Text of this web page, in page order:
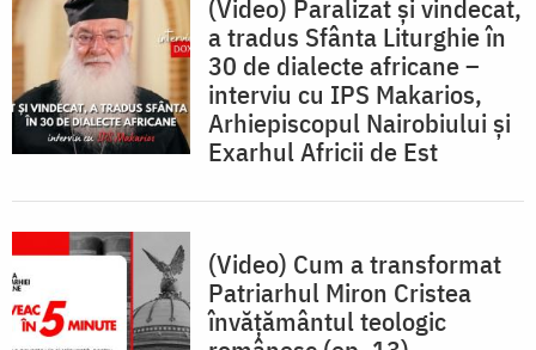
(Video) Paralizat și vindecat,
a tradus Sfânta Liturghie în
30 de dialecte africane –
interviu cu IPS Makarios,
Arhiepiscopul Nairobiului și
Exarhul Africii de Est
(Video) Cum a transformat
Patriarhul Miron Cristea
învățământul teologic